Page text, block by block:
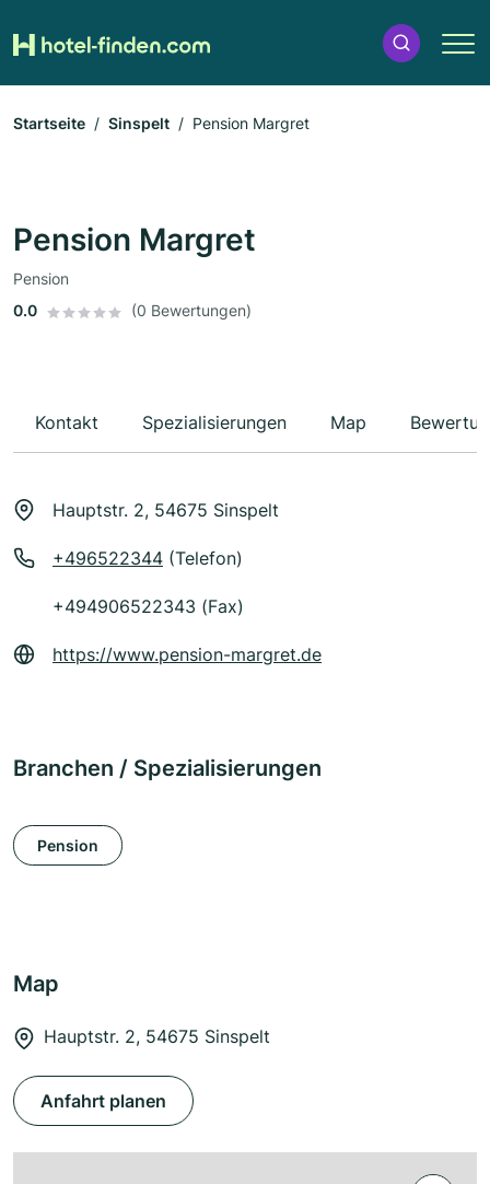
Startseite Sinspelt Pension Margret
Pension Margret
Pension
0.0
(0 Bewertungen)
Kontakt Spezialisierungen Map
Hauptstr. 2, 54675 Sinspelt
+496522344 (Telefon)
+494906522343 (Fax)
https://www.pension-margret.de
Branchen / Spezialisierungen
Pension
Map
Hauptstr. 2, 54675 Sinspelt
Anfahrt planen